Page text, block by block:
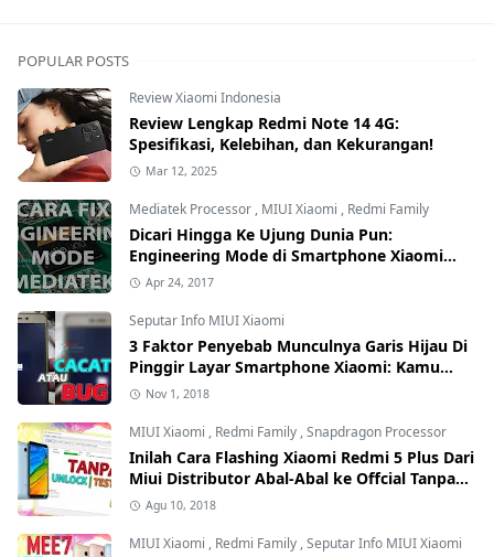
POPULAR POSTS
Review Xiaomi Indonesia
Review Lengkap Redmi Note 14 4G:
Spesifikasi, Kelebihan, dan Kekurangan!
Mar 12, 2025
Mediatek Processor , MIUI Xiaomi , Redmi Family
Dicari Hingga Ke Ujung Dunia Pun:
Engineering Mode di Smartphone Xiaomi
Kamu Hilang? Ini Tutorial Cara
Apr 24, 2017
Seputar Info MIUI Xiaomi
3 Faktor Penyebab Munculnya Garis Hijau Di
Pinggir Layar Smartphone Xiaomi: Kamu
yang Mana?
Nov 1, 2018
MIUI Xiaomi , Redmi Family ,Snapdragon Processor
Inilah Cara Flashing Xiaomi Redmi 5 Plus Dari
Miui Distributor Abal-Abal ke Offcial Tanpa
Test Point dan Tanpa Unlock Bootloader
Agu 10, 2018
MIUI Xiaomi , Redmi Family ,Seputar Info MIUI Xiaomi